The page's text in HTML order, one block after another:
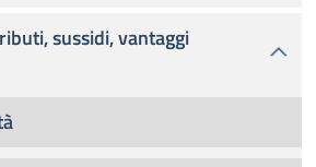
sussidi, vantaggi